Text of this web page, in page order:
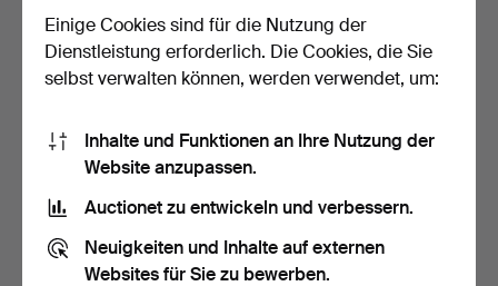
REISEGRAMMOPHON,
erste Hälfte des 20. Jahr…
Beendet 9. Apr 2025
Einige Cookies sind für die Nutzung der
Dienstleistung erforderlich. Die Cookies, die Sie
selbst verwalten können, werden verwendet, um:
Inhalte und Funktionen an Ihre Nutzung der
Website anzupassen.
Auctionet zu entwickeln und verbessern.
Neuigkeiten und Inhalte auf externen
Websites für Sie zu bewerben.